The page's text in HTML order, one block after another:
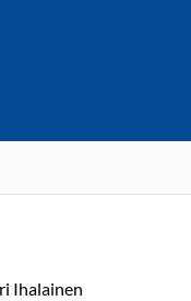
Ihalainen